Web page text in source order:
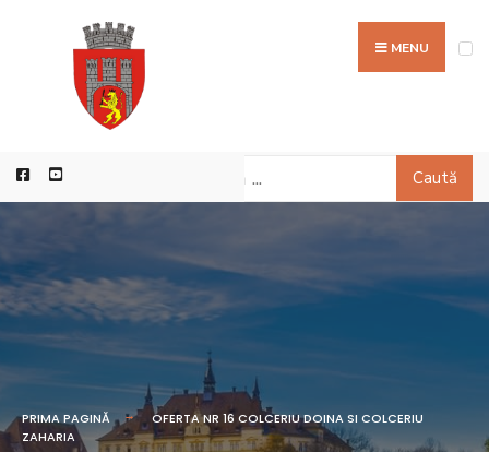
MENU
Caută
PRIMA PAGINĂ
OFERTA NR 16 COLCERIU DOINA SI COLCERIU
ZAHARIA